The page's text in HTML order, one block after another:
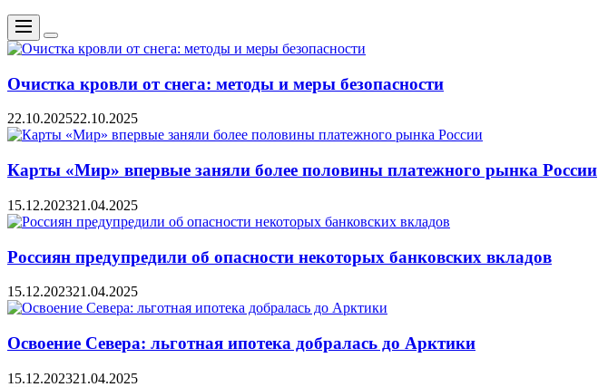
Меню
Цвет
переключателя
Очистка кровли от снега: методы и меры безопасности
22.10.202522.10.2025
Карты «Мир» впервые заняли более половины платежного рынка России
15.12.202321.04.2025
Россиян предупредили об опасности некоторых банковских вкладов
15.12.202321.04.2025
Освоение Севера: льготная ипотека добралась до Арктики
15.12.202321.04.2025